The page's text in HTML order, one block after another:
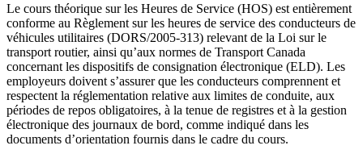
Le cours théorique sur les Heures de Service (HOS) est entièrement
conforme au Règlement sur les heures de service des conducteurs de
véhicules utilitaires (DORS/2005-313) relevant de la Loi sur le
transport routier, ainsi qu’aux normes de Transport Canada
concernant les dispositifs de consignation électronique (ELD). Les
employeurs doivent s’assurer que les conducteurs comprennent et
respectent la réglementation relative aux limites de conduite, aux
périodes de repos obligatoires, à la tenue de registres et à la gestion
électronique des journaux de bord, comme indiqué dans les
documents d’orientation fournis dans le cadre du cours.